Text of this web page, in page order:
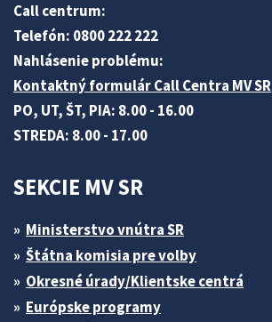
Call centrum:
Telefón: 0800 222 222
Nahlásenie problému:
Kontaktný formulár Call Centra MV SR
PO, UT, ŠT, PIA: 8.00 - 16.00
STREDA: 8.00 - 17.00
SEKCIE MV SR
Ministerstvo vnútra SR
Štátna komisia pre volby
Okresné úrady/Klientske centrá
Európske programy